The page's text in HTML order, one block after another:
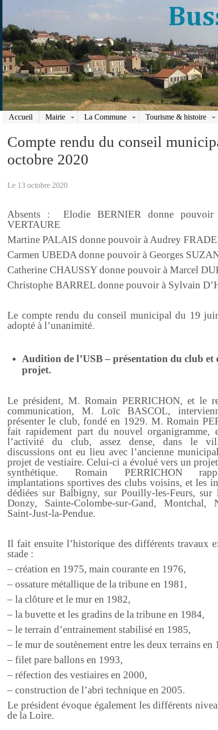
Accueil Mairie La Commune Tourisme & histoire
Compte rendu du conseil
octobre 2020
Le 13 octobre 2020
Absents : Elodie BERNIER donne pouvoir
VERTAURE
Martine PALAIS donne pouvoir à Audrey
Carmen UBEDA donne pouvoir à Georges
Catherine CHAUSSY donne pouvoir à Marcel
Christophe BARREL donne pouvoir à Sylvain
Le compte rendu du conseil municipal du 19
adopté à l’unanimité.
Audition de l’USB – présentation du club et
projet.
Le président, M. Romain PERRICHON, et le
communication, M. Loïc BASCOL,
présenter le club, fondé en 1929. M. Romain
fait rapidement part du nouvel organigramme,
l’activité du club, assez dense, dans le
discussions ont eu lieu avec l’ancienne
projet de vestiaire. Celui-ci a évolué vers un
synthétique. Romain PERRICHON
implantations sportives des clubs voisins, et les
dédiées sur Balbigny, sur Pouilly-les-Feurs, sur
Donzy, Sainte-Colombe-sur-Gand, Montchal,
Saint-Just-la-Pendue.
Il fait ensuite l’historique des différents travaux
stade :
– création en 1975, main courante en 1976,
– ossature métallique de la tribune en 1981,
– la clôture et le mur en 1982,
– la buvette et les gradins de la tribune en 1984,
– le terrain d’entrainement stabilisé en 1985,
– le mur de soutènement entre les deux terrains en
– filet pare ballons en 1993,
– réfection des vestiaires en 2000,
– construction de l’abri technique en 2005.
Le président évoque également les différents
de la Loire.